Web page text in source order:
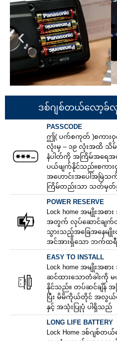
ဒစ်ဂျစ်တယ်လော့ခ်လု
PASSCODE
ဤ( ပက်စကုတ် )စကားဝှ
လုံးမှ – ၁၉ လုံးအထိ သိ
နံပါတ်ကို အကြိမ်အရေ
ပယ်ဖျက်နိုင်သည်။စက
အဟောင်းအပေါ်အမြဲသက်
ကြိမ်တည်းသာ သတ်မှတ်
POWER RESERVE
Lock home အမျိုးအ
အတွက် လုပ်ဆောင်ချ
သွားသည့်အခြေအနေမျို
အင်အားရှိသော ဘက်ထ
EASY TO INSTALL
Lock home အမျိုးအ
ဆင်ထားသောတံခါး
နိုင်သည်။ တပ်ဆင်ချိန် အပ
ပြီး မိမိကိုယ်တိုင် အလွ
နှင့် အသုံးပြုပုံ ပါရှိသည်
LONG LIFE BATTERY
Lock Home ဒစ်ဂျစ်